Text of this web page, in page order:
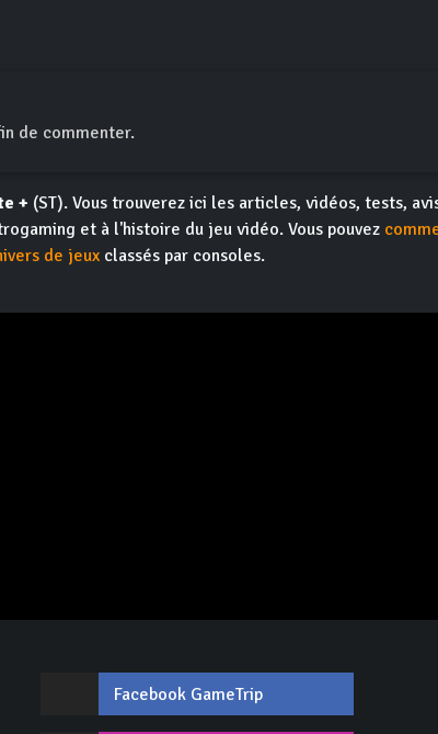
de commenter.
+ (ST). Vous trouverez ici les articles, vidéos, tests,
et à l'histoire du jeu vidéo. Vous pouvez
de jeux classés par consoles.
Facebook GameTrip